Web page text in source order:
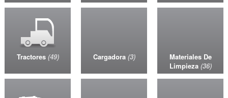
Tractores 49 Cargadora 3
Materiales De
Limpieza 36